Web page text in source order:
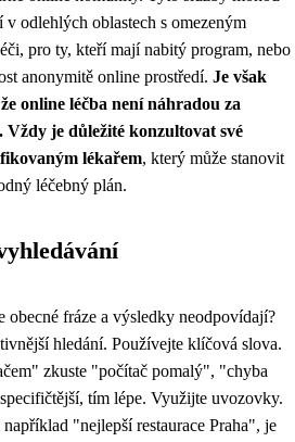
odlehlých oblastech s omezeným
pro ty, kteří mají nabitý program, nebo
anonymitě online prostředí. Je však
online léčba není náhradou za
Vždy je důležité konzultovat své
lékařem, který může stanovit
léčebný plán.
obecné fráze a výsledky neodpovídají?
hledání. Používejte klíčová slova.
zkuste "počítač pomalý", "chyba
tím lépe. Využijte uvozovky.
"nejlepší restaurace Praha", je